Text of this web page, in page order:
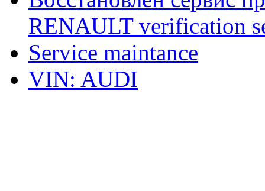
RENAULT verification
Service maintance
VIN: AUDI